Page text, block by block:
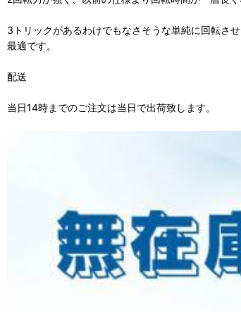
3トリックがあるわけでもなさそうな単純に回転さ
最適です。
配送
当日14時までのご注文は当日で出荷致します。